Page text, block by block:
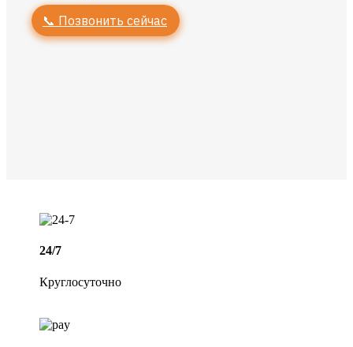
📞 Позвонить сейчас
24/7
Круглосуточно